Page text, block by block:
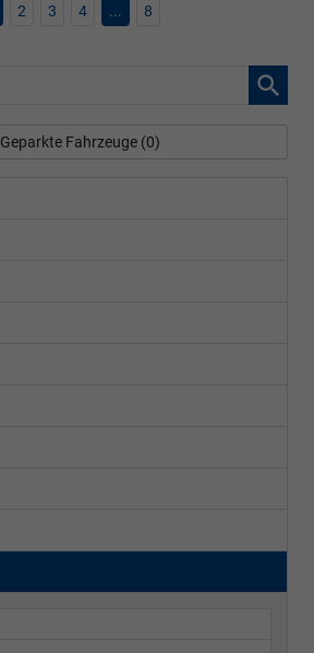
2 3 4 ... 8
Geparkte Fahrzeuge (0)